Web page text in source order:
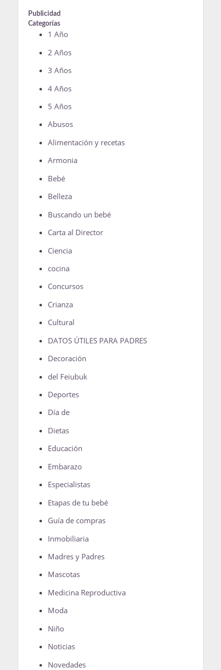
Publicidad
Categorías
1 Año
2 Años
3 Años
4 Años
5 Años
Abusos
Alimentación y recetas
Armonia
Bebé
Belleza
Buscando un bebé
Carta al Director
Ciencia
cocina
Concursos
Crianza
Cultural
DATOS ÚTILES PARA PADRES
Decoración
del Feiubuk
Deportes
Día de
Dietas
Educación
Embarazo
Especialistas
Etapas de tu bebé
Guía de compras
Inmobiliaria
Madres y Padres
Mascotas
Medicina Reproductiva
Moda
Niño
Noticias
Novedades